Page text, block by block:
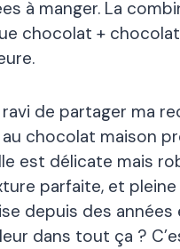
à manger. La
chocolat +
ravi de partager ma
chocolat maison
est délicate mais
parfaite, et pleine
depuis des années
dans tout ça ?